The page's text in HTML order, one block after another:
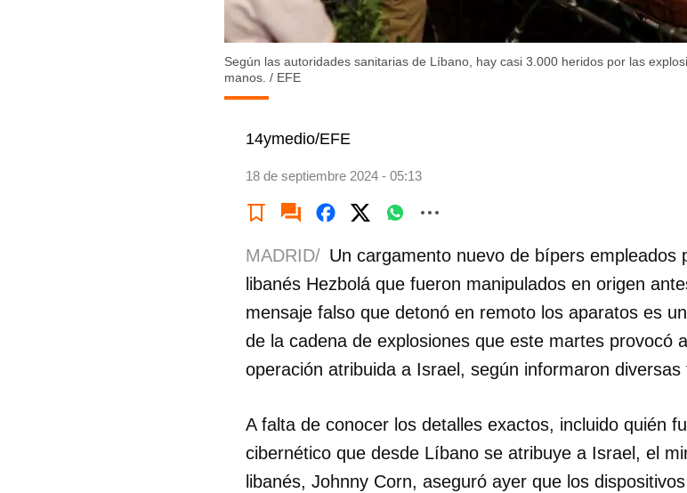
Según las autoridades sanitarias de Líbano, hay casi 3.000 heridos por las
manos. / EFE
14ymedio/EFE
18 de septiembre 2024 - 05:13
MADRID/ Un cargamento nuevo de bípers empleados
libanés Hezbolá que fueron manipulados en origen
mensaje falso que detonó en remoto los aparatos es
de la cadena de explosiones que este martes provocó
operación atribuida a Israel, según informaron diversas
A falta de conocer los detalles exactos, incluido quién
cibernético que desde Líbano se atribuye a Israel, el
libanés, Johnny Corn, aseguró ayer que los